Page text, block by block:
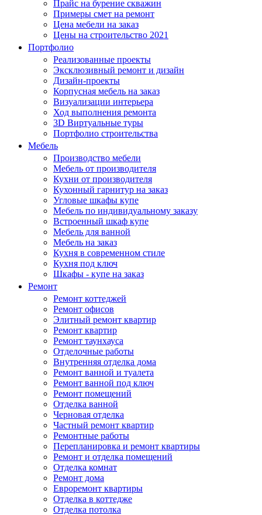
Прайс на бурение скважин
Примеры смет на ремонт
Цена мебели на заказ
Цены на строительство 2021
Портфолио
Реализованные проекты
Эксклюзивный ремонт и дизайн
Дизайн-проекты
Корпусная мебель на заказ
Визуализации интерьера
Ход выполнения ремонта
3D Виртуальные туры
Портфолио строительства
Мебель
Производство мебели
Мебель от производителя
Кухни от производителя
Кухонный гарнитур на заказ
Угловые шкафы купе
Мебель по индивидуальному заказу
Встроенный шкаф купе
Мебель для ванной
Мебель на заказ
Кухня в современном стиле
Кухня под ключ
Шкафы - купе на заказ
Ремонт
Ремонт коттеджей
Ремонт офисов
Элитный ремонт квартир
Ремонт квартир
Ремонт таунхауса
Отделочные работы
Внутренняя отделка дома
Ремонт ванной и туалета
Ремонт ванной под ключ
Ремонт помещений
Отделка ванной
Черновая отделка
Частный ремонт квартир
Ремонтные работы
Перепланировка и ремонт квартиры
Ремонт и отделка помещений
Отделка комнат
Ремонт дома
Евроремонт квартиры
Отделка в коттедже
Отделка потолка